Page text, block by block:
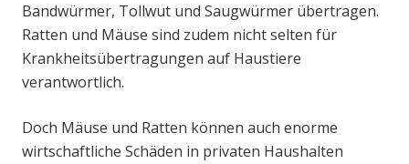
Bandwürmer, Tollwut und Saugwürmer übertragen.
Ratten und Mäuse sind zudem nicht selten für
Krankheitsübertragungen auf Haustiere
verantwortlich.
Doch Mäuse und Ratten können auch enorme
wirtschaftliche Schäden in privaten Haushalten